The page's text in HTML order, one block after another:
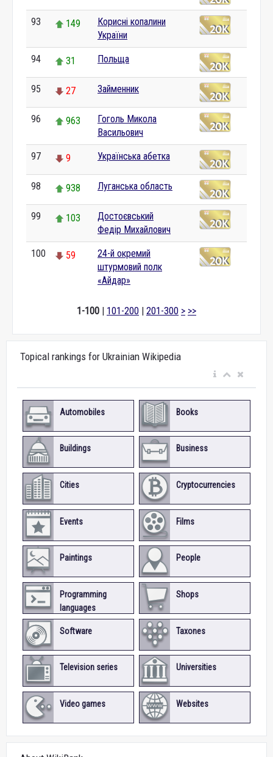
93 149
Корисні копалини
України
94 31 Польща
95 27 Займенник
96 963
Гоголь Микола
Васильович
97 9 Українська абетка
98 938 Луганська область
99 103
Достоєвський
Федір Михайлович
100 59
24-й окремий
штурмовий полк
«Айдар»
1-100 | 101-200 | 201-300 > >>
Topical rankings for Ukrainian Wikipedia
Automobiles Books
Buildings Business
Cities Cryptocurrencies
Events Films
Paintings People
Programming
languages
Shops
Software Taxones
Television series Universities
Video games Websites